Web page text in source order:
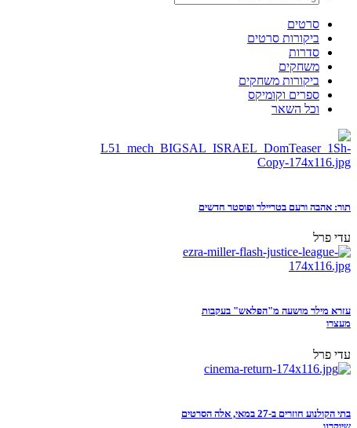
סרטים
ביקורות סרטים
סדרות
משחקים
ביקורות משחקים
ספרים וקומיקס
וכל השאר
תור: אהבה ורעם בטריילר ופוסטר חדשים
עדי פרל
עזרא מילר מושעה מ"הפלאש" בעקבות
מעצרו
עדי פרל
בתי הקולנוע חוזרים ב-27 במאי, אלה הסרטים